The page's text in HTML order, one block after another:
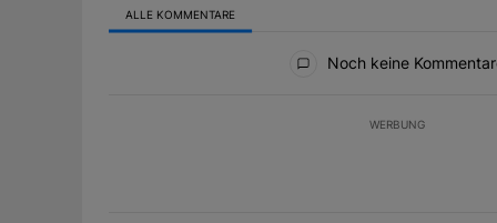
ALLE KOMMENTARE
Noch keine
WERBUNG